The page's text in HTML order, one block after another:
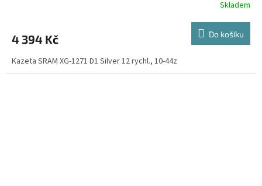
Skladem
4 394 Kč Do košíku
Kazeta SRAM XG-1271 D1 Silver 12 rychl., 10-44z